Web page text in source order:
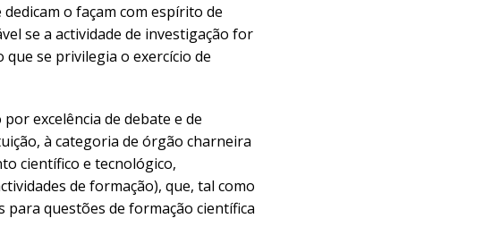
o façam com espírito de
se a actividade de investigação for
se privilegia o exercício de
excelência de debate e de
à categoria de órgão charneira
científico e tecnológico,
de formação), que, tal como
para questões de formação científica